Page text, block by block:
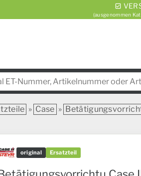
(ausgenommen
» Case »
original Ersatzteil